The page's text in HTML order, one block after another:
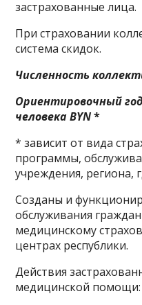
застрахованные лица.
При страховании
система скидок.
Численность
Ориентировочный
человека BYN *
* зависит от вида
программы,
учреждения, региона,
Созданы и
обслуживания
медицинскому
центрах республики.
Действия
медицинской помощи: